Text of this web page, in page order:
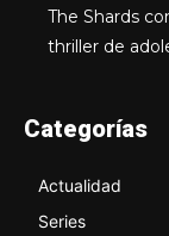
The Shards
thriller de
Categorías
Actualidad
Series